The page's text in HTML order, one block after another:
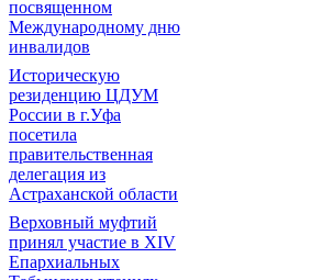
посвященном
Международному дню
инвалидов
Историческую
резиденцию ЦДУМ
России в г.Уфа
посетила
правительственная
делегация из
Астраханской области
Верховный муфтий
принял участие в ХIV
Епархиальных